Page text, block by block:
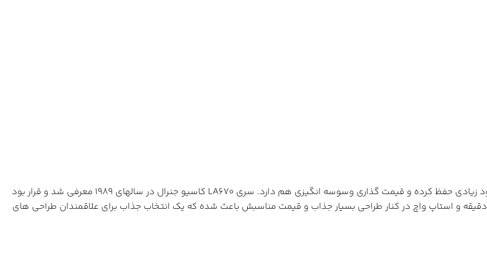
در میان طراحی های وینتیج کاسیو یک ساعت زنانه وجود داشته که اصالت خود را تا حدود زیادی حفظ کرده و قیمت گذاری وسوسه انگیزی هم دارد. سری LA670 کاسیو جنرال در سالهای 1989 معرفی شد و قرار بود
یک ساعت ایده آل روزمره باشد. امکانات متنوعی مثل آلارم، سیگنال ساعتی، تایمر تا 30 دقیقه و استاپ واچ در کنار طراحی بسیار جذاب و قیمت مناسبش باعث شده که یک انتخاب جذاب برای علاقمندان طراحی های